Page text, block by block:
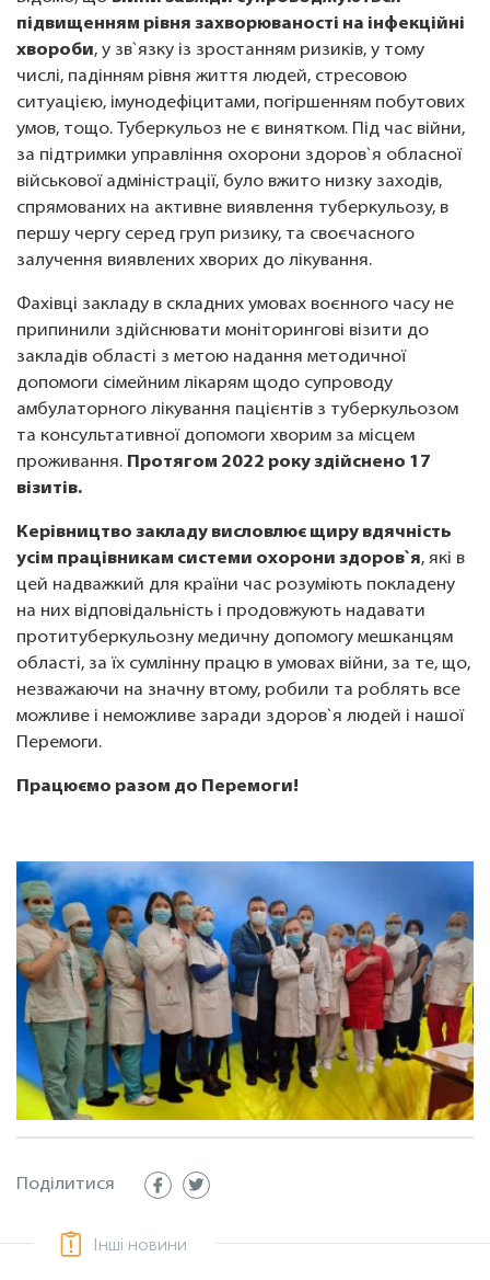
підвищенням рівня захворюваності на інфекційні
хвороби, у зв`язку із зростанням ризиків, у тому
числі, падінням рівня життя людей, стресовою
ситуацією, імунодефіцитами, погіршенням побутових
умов, тощо. Туберкульоз не є винятком. Під час війни,
за підтримки управління охорони здоров`я обласної
військової адміністрації, було вжито низку заходів,
спрямованих на активне виявлення туберкульозу, в
першу чергу серед груп ризику, та своєчасного
залучення виявлених хворих до лікування.
Фахівці закладу в складних умовах воєнного часу не
припинили здійснювати моніторингові візити до
закладів області з метою надання методичної
допомоги сімейним лікарям щодо супроводу
амбулаторного лікування пацієнтів з туберкульозом
та консультативної допомоги хворим за місцем
проживання. Протягом 2022 року здійснено 17
візитів.
Керівництво закладу висловлює щиру вдячність
усім працівникам системи охорони здоров`я, які в
цей надважкий для країни час розуміють покладену
на них відповідальність і продовжують надавати
протитуберкульозну медичну допомогу мешканцям
області, за їх сумлінну працю в умовах війни, за те, що,
незважаючи на значну втому, робили та роблять все
можливе і неможливе заради здоров`я людей і нашої
Перемоги.
Працюємо разом до Перемоги!
Поділитися
Інші новини